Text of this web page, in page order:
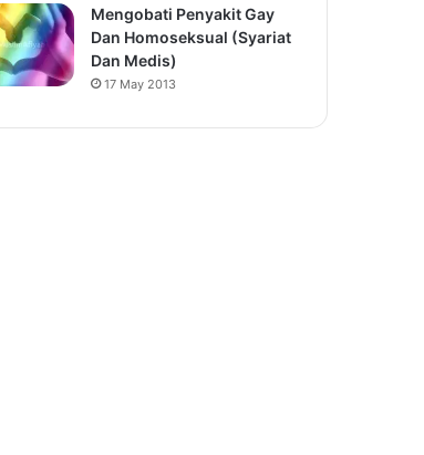
Mengobati Penyakit Gay
Dan Homoseksual (Syariat
Dan Medis)
17 May 2013